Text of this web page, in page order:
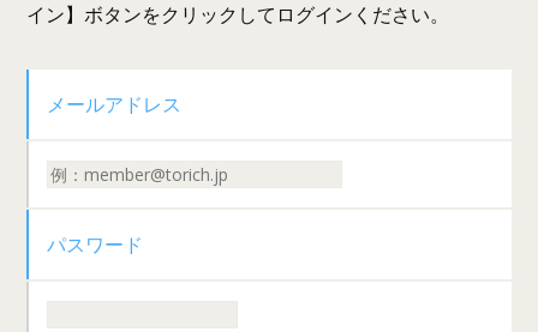
イン】ボタンをクリックしてログインください。
メールアドレス
パスワード